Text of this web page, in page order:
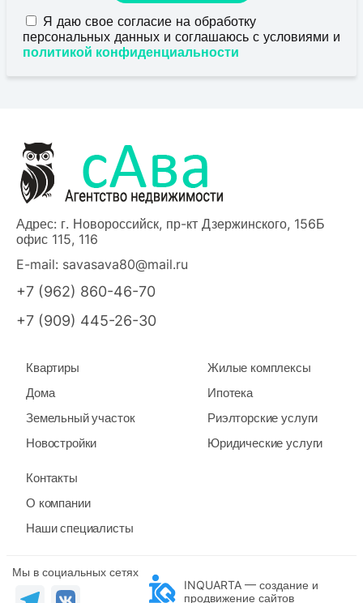
Я даю свое согласие на обработку
персональных данных и соглашаюсь с условиями и
политикой конфиденциальности
Адрес: г. Новороссийск, пр-кт Дзержинского, 156Б
офис 115, 116
E-mail: savasava80@mail.ru
+7 (962) 860-46-70
+7 (909) 445-26-30
Квартиры
Дома
Земельный участок
Новостройки
Жилые комплексы
Ипотека
Риэлторские услуги
Юридические услуги
Контакты
О компании
Наши специалисты
Мы в социальных сетях
INQUARTA — создание и
продвижение сайтов